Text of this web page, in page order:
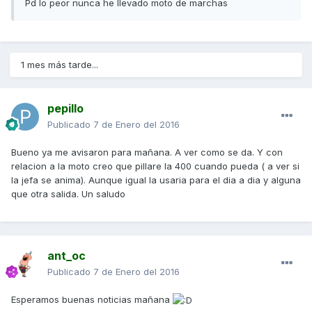
Pd lo peor nunca he llevado moto de marchas
1 mes más tarde...
pepillo
Publicado 7 de Enero del 2016
Bueno ya me avisaron para mañana. A ver como se da. Y con
relacion a la moto creo que pillare la 400 cuando pueda ( a ver si
la jefa se anima). Aunque igual la usaria para el dia a dia y alguna
que otra salida. Un saludo
ant_oc
Publicado 7 de Enero del 2016
Esperamos buenas noticias mañana